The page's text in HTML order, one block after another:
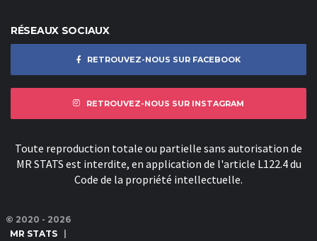
RÉSEAUX SOCIAUX
RETROUVEZ-NOUS SUR FACEBOOK
RETROUVEZ-NOUS SUR INSTAGRAM
Toute reproduction totale ou partielle sans autorisation de
MR STATS est interdite, en application de l'article L122.4 du
Code de la propriété intellectuelle.
© 2020 - 2026
MR STATS
|